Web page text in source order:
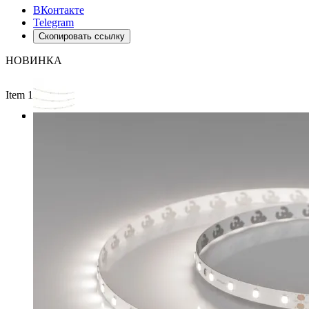
ВКонтакте
Telegram
Скопировать ссылку
НОВИНКА
Item 1 of 3